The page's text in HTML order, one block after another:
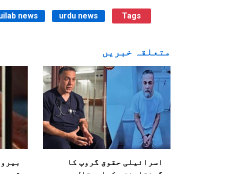
news urdu news Tags
متعلقہ خبریں
اسرائیلی حقوق گروپ کا